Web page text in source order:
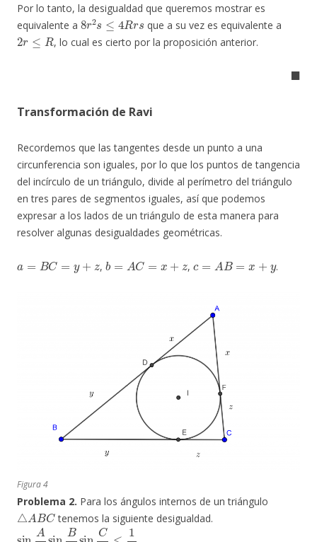
Por lo tanto, la desigualdad que queremos mostrar es
equivalente a
8 r2s≤4Rrs
que a su vez es equivalente a
2r≤R
, lo cual es cierto por la proposición anterior.
◼
Transformación de Ravi
Recordemos que las tangentes desde un punto a una
circunferencia son iguales, por lo que los puntos de tangencia
del incírculo de un triángulo, divide al perímetro del triángulo
en tres pares de segmentos iguales, así que podemos
expresar a los lados de un triángulo de esta manera para
resolver algunas desigualdades geométricas.
C=y
,
b C =x
,
B =x
.
Figura 4
Problema 2. Para los ángulos internos de un triángulo
△ABC
tenemos la siguiente desigualdad.
sin A2 sin B2 sin C2 8